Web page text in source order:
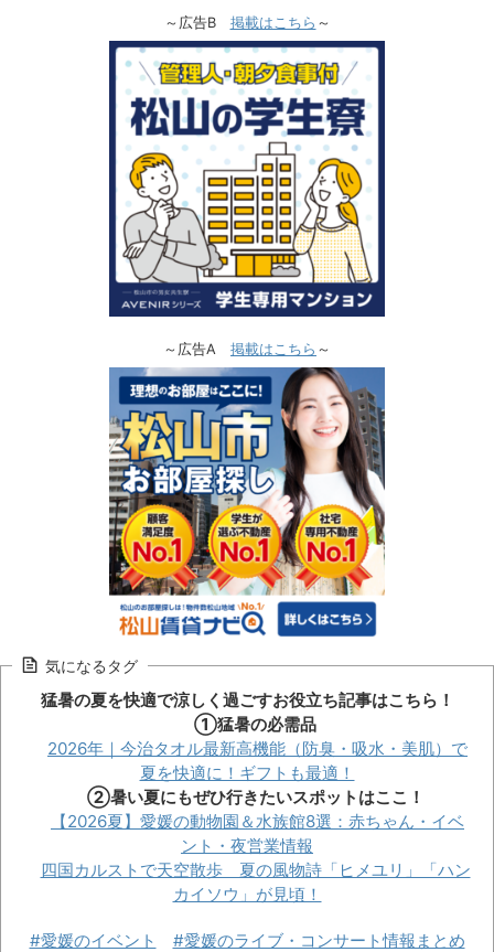
～広告B 掲載はこちら ～
～広告A 掲載はこちら ～
気になるタグ
猛暑の夏を快適で涼しく過ごすお役立ち記事はこちら！
①猛暑の必需品
2026年｜今治タオル最新高機能（防臭・吸水・美肌）で
夏を快適に！ギフトも最適！
②暑い夏にもぜひ行きたいスポットはここ！
【2026夏】愛媛の動物園＆水族館8選：赤ちゃん・イベ
ント・夜営業情報
四国カルストで天空散歩 夏の風物詩「ヒメユリ」「ハン
カイソウ」が見頃！
#愛媛のイベント #愛媛のライブ・コンサート情報まとめ